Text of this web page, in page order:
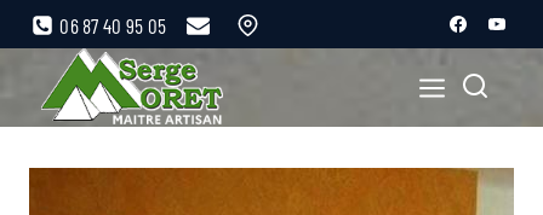
06 87 40 95 05